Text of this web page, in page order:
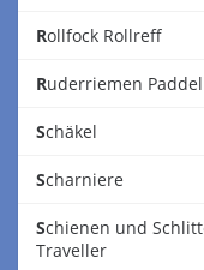
Rollfock Rollreff
Ruderriemen
Schäkel
Scharniere
Schienen und Schlitten, Genuaschienen
Traveller